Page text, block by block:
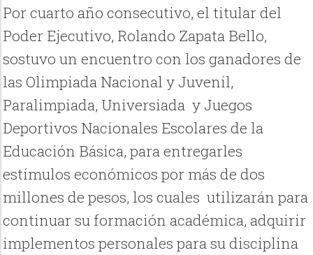
Por cuarto año consecutivo, el titular del
Poder Ejecutivo, Rolando Zapata Bello,
sostuvo un encuentro con los ganadores de
las Olimpiada Nacional y Juvenil,
Paralimpiada, Universiada y Juegos
Deportivos Nacionales Escolares de la
Educación Básica, para entregarles
estímulos económicos por más de dos
millones de pesos, los cuales utilizarán para
continuar su formación académica, adquirir
implementos personales para su disciplina